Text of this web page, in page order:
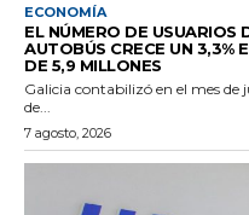
ECONOMÍA
EL NÚMERO DE USUARIOS
AUTOBÚS CRECE UN 3,3%
DE 5,9 MILLONES
Galicia contabilizó en el mes de
de...
7 agosto, 2026